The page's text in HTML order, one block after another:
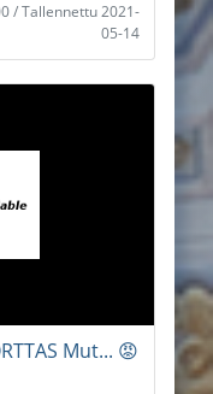
/ Tallennettu 2021-
05-14
Mut... 😡